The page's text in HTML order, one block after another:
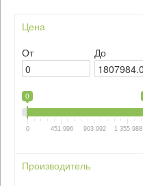
Цена
От До
0
0 451 996 903 992 1 355 988
Производитель